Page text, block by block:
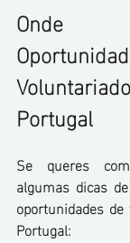
Onde
Portugal
Se queres
algumas dicas
oportunidades
Portugal: